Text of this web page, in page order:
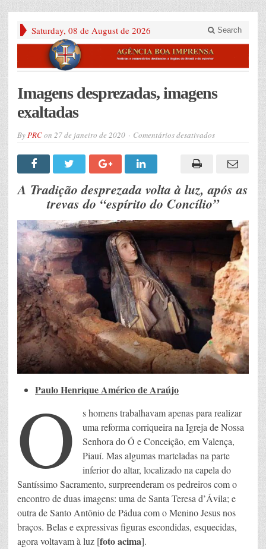
Saturday, 08 de August de 2026 Search
Imagens desprezadas, imagens
exaltadas
ByPRCon 27 de janeiro de 2020 Comentários desativadosem
imagens
exaltadas
A Tradição desprezada volta à luz, após as
trevas do “espírito do Concílio”
Paulo Henrique Américo de Araújo
O
s homens trabalhavam apenas para realizar
uma reforma corriqueira na Igreja de Nossa
Senhora do Ó e Conceição, em Valença,
Piauí. Mas algumas marteladas na parte
inferior do altar, localizado na capela do
Santíssimo Sacramento, surpreenderam os pedreiros com o
encontro de duas imagens: uma de Santa Teresa d’Ávila; e
outra de Santo Antônio de Pádua com o Menino Jesus nos
braços. Belas e expressivas figuras escondidas, esquecidas,
agora voltavam à luz [foto acima].